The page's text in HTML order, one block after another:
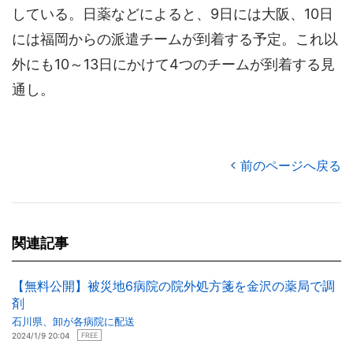
している。日薬などによると、9日には大阪、10日
には福岡からの派遣チームが到着する予定。これ以
外にも10～13日にかけて4つのチームが到着する見
通し。
前のページへ戻る
関連記事
【無料公開】被災地6病院の院外処方箋を金沢の薬局で調
剤
石川県、卸が各病院に配送
2024/1/9 20:04 FREE